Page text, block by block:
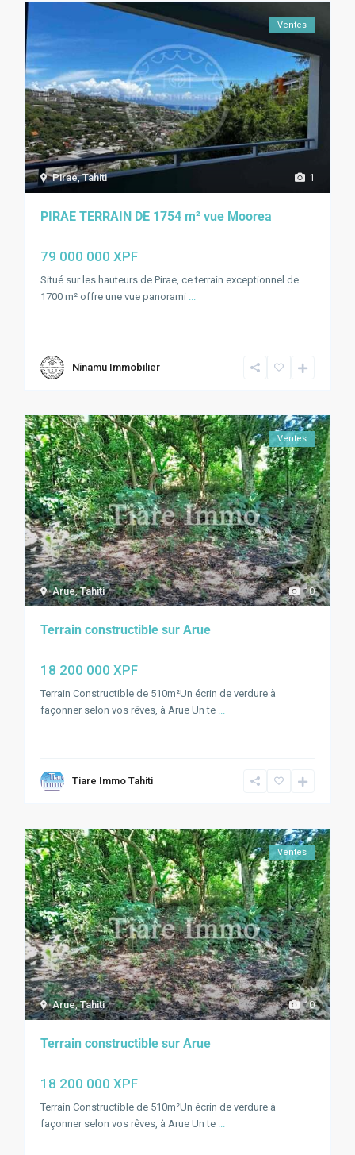
1
Pirae,Tahiti
Ventes
PIRAE TERRAIN DE 1754 m² vue Moorea
79 000 000 XPF
Situé sur les hauteurs de Pirae, ce terrain exceptionnel de
1700 m² offre une vue panorami ...
Nīnamu Immobilier
10
Arue,Tahiti
Ventes
Terrain constructible sur Arue
18 200 000 XPF
Terrain Constructible de 510m²Un écrin de verdure à
façonner selon vos rêves, à Arue Un te ...
Tiare Immo Tahiti
10
Arue,Tahiti
Ventes
Terrain constructible sur Arue
18 200 000 XPF
Terrain Constructible de 510m²Un écrin de verdure à
façonner selon vos rêves, à Arue Un te ...